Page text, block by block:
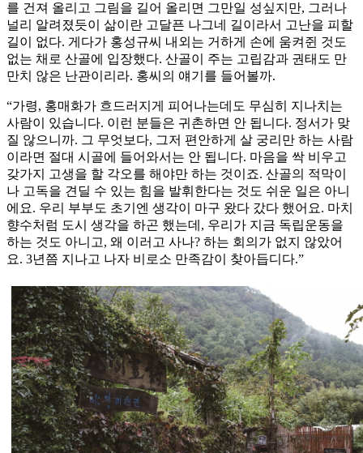
를 건져 올리고 그림을 길어 올리면 그만일 성싶지만, 그러나
널리 알려졌듯이 삶이란 고달픈 나그네 길이라서 고난을 피할
길이 없다. 게다가 홍성규씨 내외는 거하게 손에 움켜쥔 것도
없는 채로 산골에 입장했다. 산골이 주는 고립감과 권태도 만
만치 않은 난관이리라. 홍씨의 얘기를 들어볼까.
“가령, 홍매화가 흐드러지게 피어나는데도 무심히 지나치는
사람이 있습니다. 이런 분들은 귀촌하면 안 됩니다. 정서가 맞
질 않으니까. 그 무엇보다, 그저 편안하게 살 궁리만 하는 사람
이라면 절대 시골에 들어와서는 안 됩니다. 마음을 싹 비우고
갖가지 고생을 할 각오를 해야만 하는 것이죠. 산골의 적막이
나 고독을 견딜 수 있는 힘을 발휘한다는 것도 쉬운 일은 아니
에요. 우리 부부도 초기엔 생각이 마구 왔다 갔다 했어요. 마치
향수처럼 도시 생각을 하곤 했는데, 우리가 지금 독립운동을
하는 것도 아니고, 왜 이러고 사나? 하는 회의가 없지 않았어
요. 3년쯤 지나고 나자 비로소 만족감이 찾아듭디다.”